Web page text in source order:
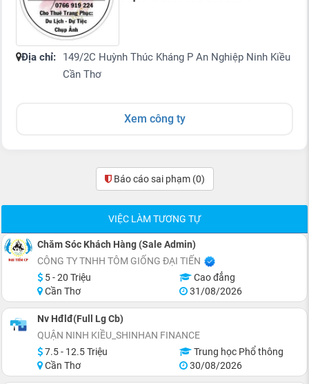
Địa chỉ:
149/2C Huỳnh Thúc Kháng P An Nghiệp Ninh Kiều
Cần Thơ
Xem công ty
Báo cáo sai phạm (0)
VIỆC LÀM TƯƠNG TỰ
Chăm Sóc Khách Hàng (Sale Admin)
CÔNG TY TNHH TÔM GIỐNG ĐẠI TIẾN
5 - 20 Triệu
Cao đẳng
Cần Thơ
31/08/2026
Nv Hđlđ(Full Lg Cb)
QUẬN NINH KIỀU_SHINHAN FINANCE
7.5 - 12.5 Triệu
Trung học Phổ thông
Cần Thơ
30/08/2026